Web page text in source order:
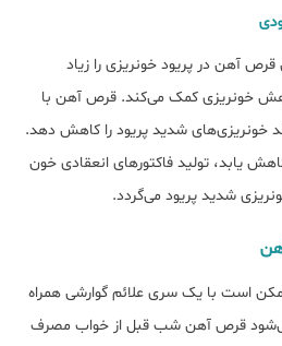
آهن در پریود خونریزی را زیاد
می‌کند، اتفاقا قرص آهن به کاهش خونریزی کمک می‎‌کند. قرص آهن با
خونریزی‌های شدید پریود را کاهش دهد.
یابد، تولید فاکتورهای انعقادی خون
شدید پریود می‌گردد.
است با یک سری علائم گوارشی همراه
قرص آهن شب قبل از خواب مصرف